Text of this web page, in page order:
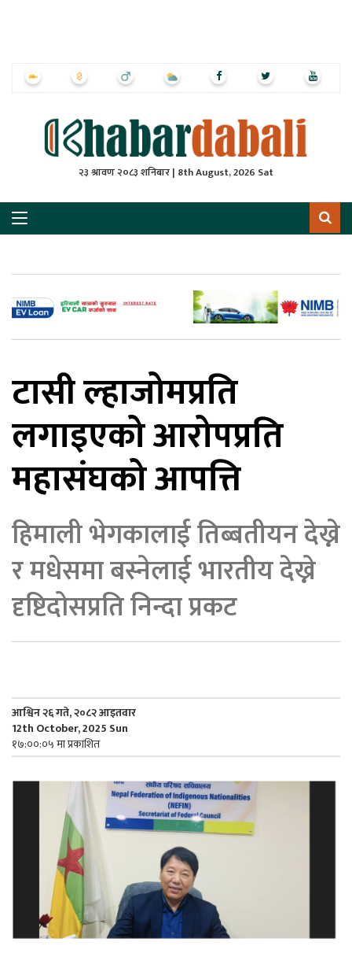
२३ श्रावण २०८३ शनिबार | 8th August, 2026 Sat
टासी ल्हाजोमप्रति
लगाइएको आरोपप्रति
महासंघको आपत्ति
हिमाली भेगकालाई तिब्बतीयन देख्ने
र मधेसमा बस्नेलाई भारतीय देख्ने
दृष्टिदोसप्रति निन्दा प्रकट
आश्विन २६ गते, २०८२ आइतवार
12th October, 2025 Sun
१७:००:०५ मा प्रकाशित